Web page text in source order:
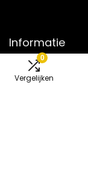
0
Vergelijken
Informatie
Contact